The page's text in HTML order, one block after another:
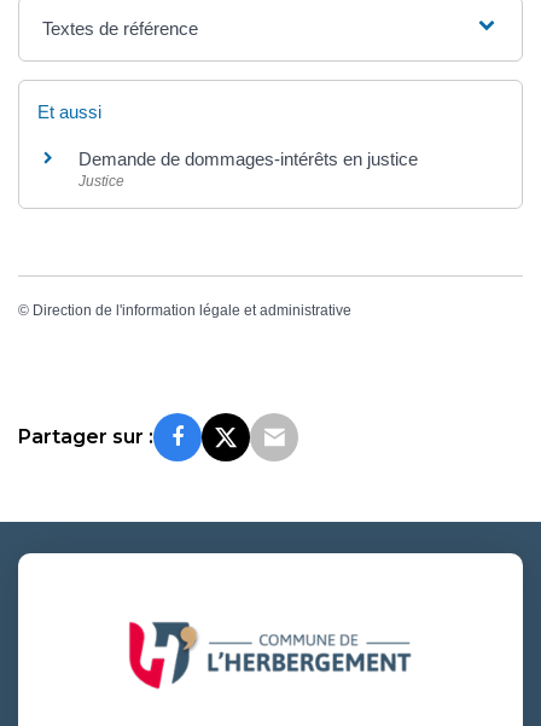
Textes de référence
Et aussi
Demande de dommages-intérêts en justice
Justice
© Direction de l'information légale et administrative
Partager sur :